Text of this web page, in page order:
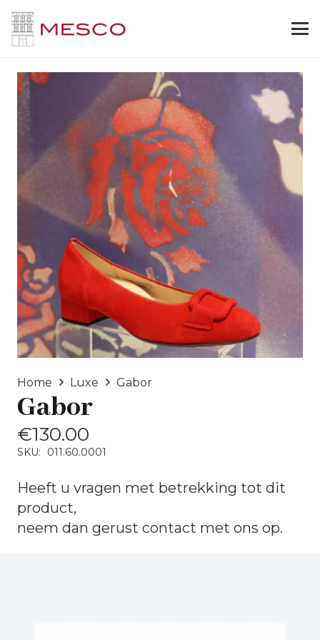
Home Luxe Gabor
Gabor
€130.00
SKU: 011.60.0001
Heeft u vragen met betrekking tot dit
product,
neem dan gerust contact met ons op.